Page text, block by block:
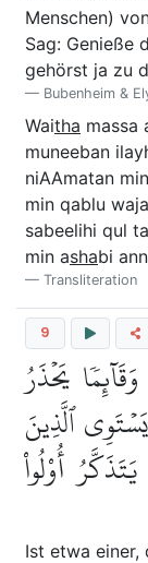
Menschen)
Sag: Genieße
gehörst ja zu
Bubenheim &
Waitha massa
muneeban
niAAmatan
min qablu
sabeelihi qul
min ashabi ann
Transliteration
9
يَحۡذَرُ
ٱلَّذِينَ
أُوْلُواْ
Ist etwa einer,